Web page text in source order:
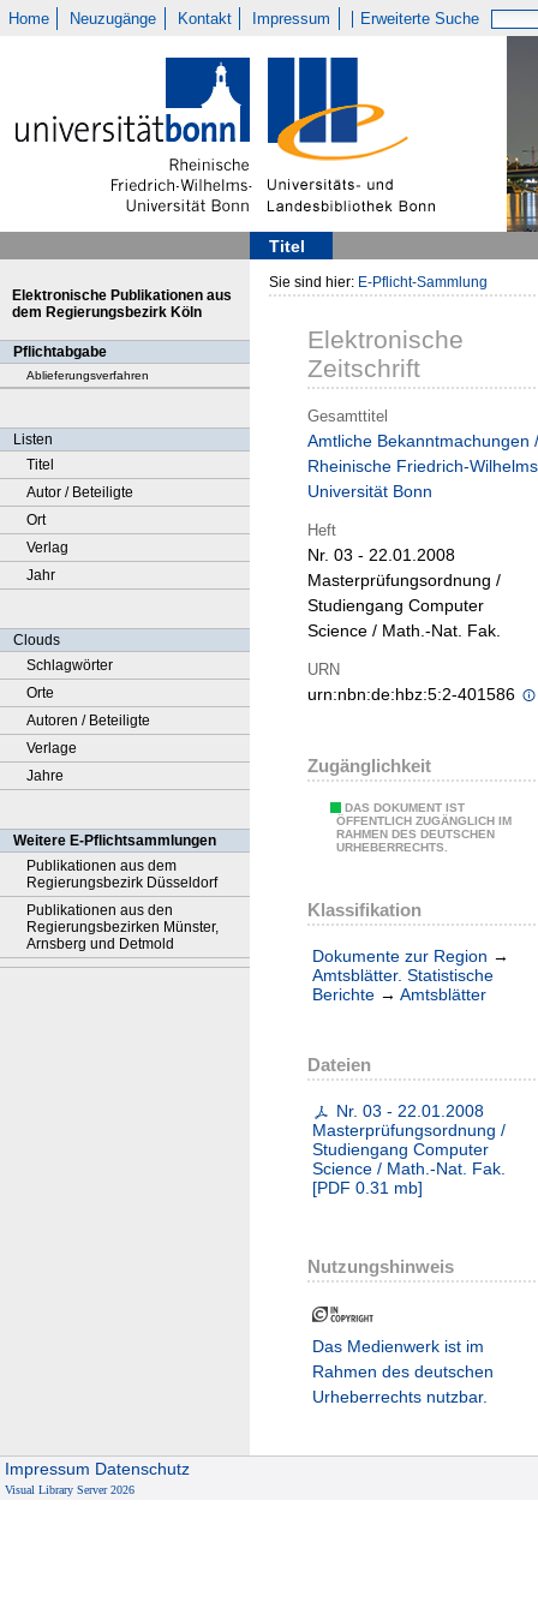
Home Neuzugänge Kontakt Impressum Erweiterte Suche
Titel
Elektronische Publikationen aus
dem Regierungsbezirk Köln
Pflichtabgabe
Ablieferungsverfahren
Listen
Titel
Autor / Beteiligte
Ort
Verlag
Jahr
Clouds
Schlagwörter
Orte
Autoren / Beteiligte
Verlage
Jahre
Weitere E-Pflichtsammlungen
Publikationen aus dem
Regierungsbezirk Düsseldorf
Publikationen aus den
Regierungsbezirken Münster,
Arnsberg und Detmold
Sie sind hier: E-Pflicht-Sammlung
Elektronische
Zeitschrift
Gesamttitel
Amtliche Bekanntmachungen /
Rheinische Friedrich-
Universität Bonn
Heft
Nr. 03 - 22.01.2008
Masterprüfungsordnung /
Studiengang Computer
Science / Math.-Nat. Fak.
URN
urn:nbn:de:hbz:5:2-401586
Zugänglichkeit
DAS DOKUMENT IST
ÖFFENTLICH ZUGÄNGLICH IM
RAHMEN DES DEUTSCHEN
URHEBERRECHTS.
Klassifikation
Dokumente zur Region →
Amtsblätter. Statistische
Berichte → Amtsblätter
Dateien
Nr. 03 - 22.01.2008
Masterprüfungsordnung /
Studiengang Computer
Science / Math.-Nat. Fak.
[PDF 0.31 mb]
Nutzungshinweis
Das Medienwerk ist im
Rahmen des deutschen
Urheberrechts nutzbar.
Impressum Datenschutz
Visual Library Server 2026